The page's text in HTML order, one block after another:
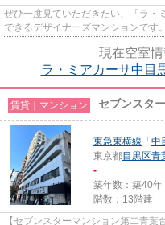
ぜひ一度見ていただきたい、「ラ・
できるデザイナーズマンションです
現在空室情
ラ・ミアカーサ中目
賃貸｜マンション セブンスタ
東急東横線 「 中
東京都目黒区青
-
築年数：築40年
階数：13階建
【セブンスターマンション第二青